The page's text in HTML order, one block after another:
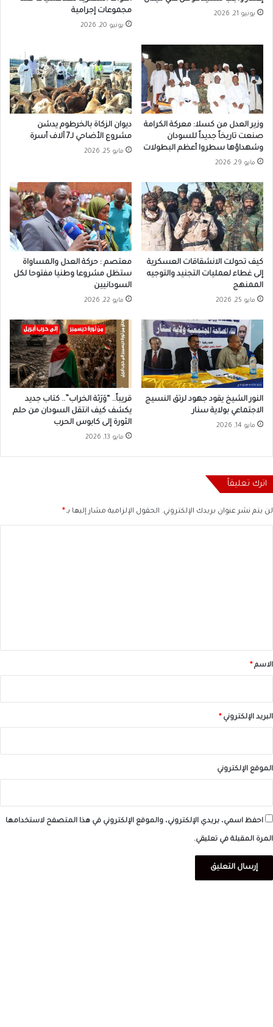
يونيو 21, 2026
مجموعات إجرامية
يونيو 20, 2026
وزير العدل من كسلا: معركة الكرامة
صنعت تاريخاً جديداً للسودان
وشهداؤها سطروا أعظم البطولات
مايو 29, 2026
ديوان الزكاة بالخرطوم يدشن
مشروع الأضاحي لـ7 آلاف أسرة
مايو 25, 2026
كيف تحولت الانشقاقات العسكرية
إلى غطاء لعمليات التجنيد والتوجيه
الممنهج
مايو 25, 2026
معتصم : حركة العدل والمساواة
ستظل مشروعا وطنيا مفتوحا لكل
السودانيين
مايو 22, 2026
النور الشيخ يقود جهود لرتق النسيج
الاجتماعي بولاية سنار
مايو 14, 2026
قريباً.. “وَرَثة الخراب”.. كتاب جديد
يكشف كيف انتقل السودان من حلم
الثورة إلى كابوس الحرب
مايو 13, 2026
اترك تعليقاً
لن يتم نشر عنوان بريدك الإلكتروني. الحقول الإلزامية مشار إليها بـ *
*الاسم *
البريد الإلكتروني *
الموقع الإلكتروني
احفظ اسمي، بريدي الإلكتروني، والموقع الإلكتروني في هذا المتصفح لاستخدامها
المرة المقبلة في تعليقي.